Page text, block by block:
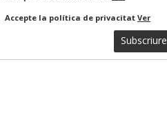
Accepte la política de privacitat Ver
Subscriure